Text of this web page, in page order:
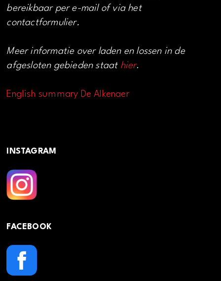
bereikbaar per e-mail of via het
contactformulier.
Meer informatie over laden en lossen in de
afgesloten gebieden staat hier.
English summary De Alkenaer
INSTAGRAM
FACEBOOK